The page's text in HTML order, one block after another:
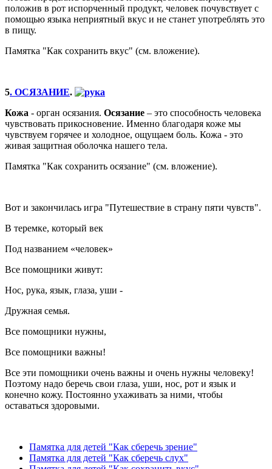
положив в рот испорченный продукт, человек почувствует с
помощью языка неприятный вкус и не станет употреблять это
в пищу.
Памятка "Как сохранить вкус" (см. вложение).
5. ОСЯЗАНИЕ.
Кожа - орган осязания. Осязание – это способность человека
чувствовать прикосновение. Именно благодаря коже мы
чувствуем горячее и холодное, ощущаем боль. Кожа - это
живая защитная оболочка нашего тела.
Памятка "Как сохранить осязание" (см. вложение).
Вот и закончилась игра "Путешествие в страну пяти чувств".
В теремке, который век
Под названием «человек»
Все помощники живут:
Нос, рука, язык, глаза, уши -
Дружная семья.
Все помощники нужны,
Все помощники важны!
Все эти помощники очень важны и очень нужны человеку!
Поэтому надо беречь свои глаза, уши, нос, рот и язык и
конечно кожу. Постоянно ухаживать за ними, чтобы
оставаться здоровыми.
Памятка для детей "Как сберечь зрение"
Памятка для детей "Как сберечь слух"